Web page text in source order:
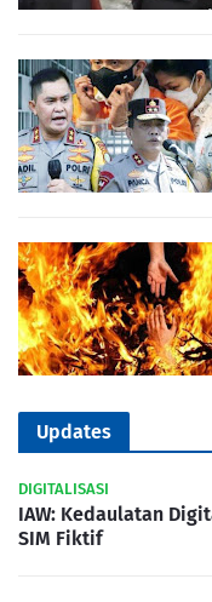
Updates
DIGITALISASI
IAW: Kedaulatan
SIM Fiktif